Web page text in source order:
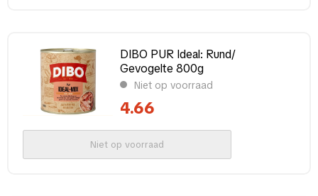
DIBO PUR Ideal: Rund/
Gevogelte 800g
Niet op voorraad
4.66
Niet op voorraad